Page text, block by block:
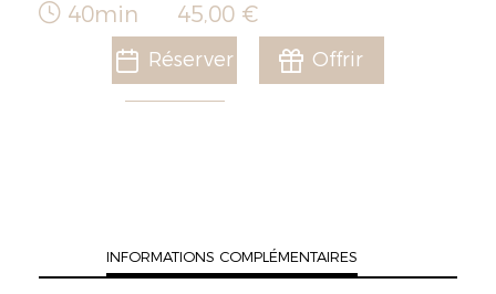
40min 45,00 €
Réserver Offrir
INFORMATIONS COMPLÉMENTAIRES